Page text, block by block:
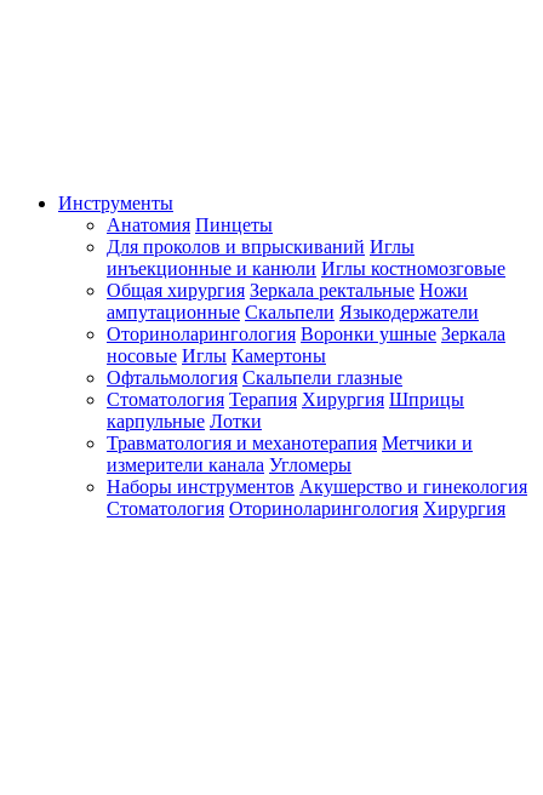
Инструменты
Анатомия Пинцеты
Для проколов и впрыскиваний Иглы
инъекционные и канюли Иглы костномозговые
Общая хирургия Зеркала ректальные Ножи
ампутационные Скальпели Языкодержатели
Оториноларингология Воронки ушные Зеркала
носовые Иглы Камертоны
Офтальмология Скальпели глазные
Стоматология Терапия Хирургия Шприцы
карпульные Лотки
Травматология и механотерапия Метчики и
измерители канала Угломеры
Наборы инструментов Акушерство и гинекология
Стоматология Оториноларингология Хирургия